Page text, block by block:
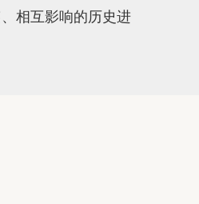
相互影响的历史进